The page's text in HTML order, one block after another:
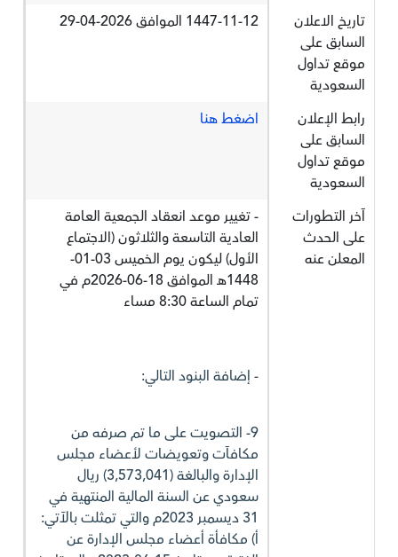
تاريخ الاعلان
السابق على
موقع تداول
السعودية
1447-11-12 الموافق 2026-04-29
رابط الإعلان
السابق على
موقع تداول
السعودية
اضغط هنا
آخر التطورات
على الحدث
المعلن عنه
- تغيير موعد انعقاد الجمعية العامة
العادية التاسعة والثلاثون (الاجتماع
الأول) ليكون يوم الخميس 03-01-
1448هـ الموافق 18-06-2026م في
تمام الساعة 8:30 مساء
- إضافة البنود التالي:
9- التصويت على ما تم صرفه من
مكافآت وتعويضات لأعضاء مجلس
الإدارة والبالغة (3,573,041) ريال
سعودي عن السنة المالية المنتهية في
31 ديسمبر 2023م والتي تمثلت بالآتي:
أ) مكافأة أعضاء مجلس الإدارة عن